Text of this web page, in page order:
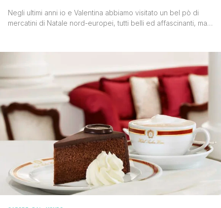
Negli ultimi anni io e Valentina abbiamo visitato un bel pò di
mercatini di Natale nord-europei, tutti belli ed affascinanti, ma i
che va vissuta almeno una volta nella vita, è pura magia. [']